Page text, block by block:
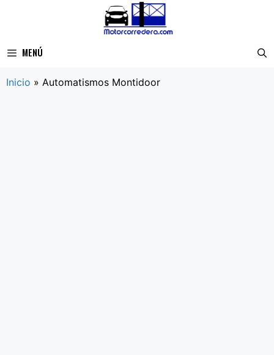
MENÚ
Inicio » Automatismos Montidoor